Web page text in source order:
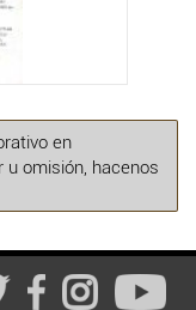
en
omisión, hacenos